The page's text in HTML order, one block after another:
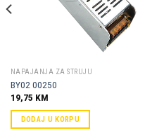
NAPAJANJA ZA STRUJU
BY02 00250
19,75 KM
DODAJ U KORPU